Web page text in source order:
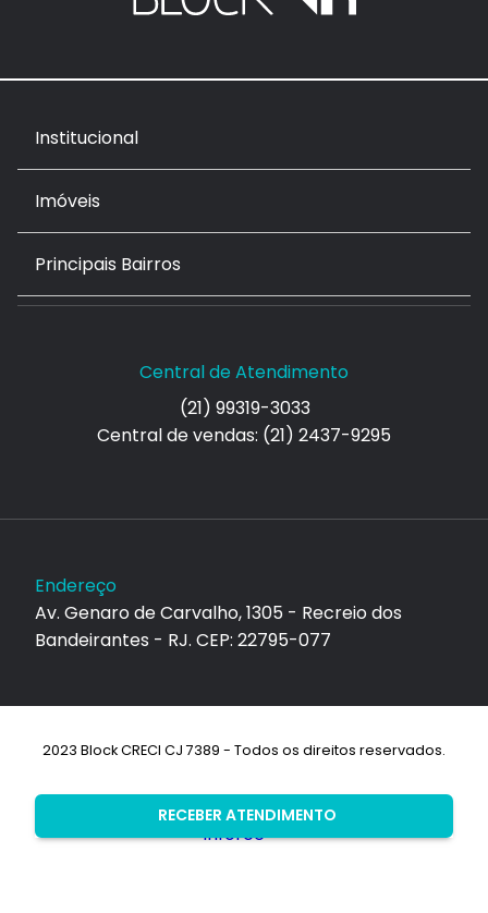
RECEBER ATENDIMENTO
Institucional
Imóveis
Principais Bairros
Central de Atendimento
(21) 99319-3033
Central de vendas: (21) 2437-9295
Endereço
Av. Genaro de Carvalho, 1305 - Recreio dos
Bandeirantes - RJ. CEP: 22795-077
2023 Block CRECI CJ 7389 - Todos os direitos reservados.